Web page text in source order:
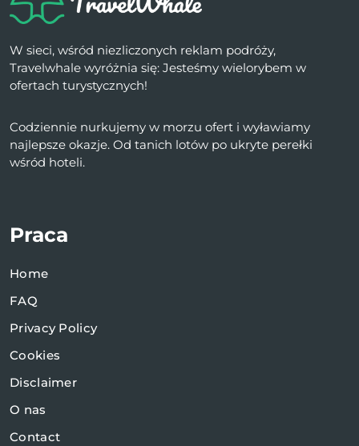
W sieci, wśród niezliczonych reklam podróży,
Travelwhale wyróżnia się: Jesteśmy wielorybem w
ofertach turystycznych!
Codziennie nurkujemy w morzu ofert i wyławiamy
najlepsze okazje. Od tanich lotów po ukryte perełki
wśród hoteli.
Praca
Home
FAQ
Privacy Policy
Cookies
Disclaimer
O nas
Contact